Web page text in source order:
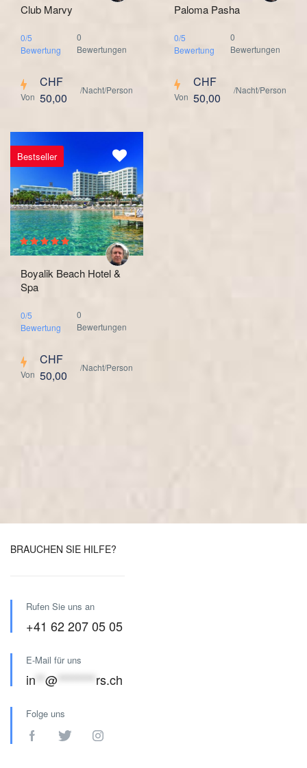
Club Marvy
0/5
Bewertung
0
Bewertungen
Von
CHF
50,00
/Nacht/Person
Paloma Pasha
0/5
Bewertung
0
Bewertungen
Von
CHF
50,00
/Nacht/Person
Bestseller
Boyalik Beach Hotel &
Spa
0/5
Bewertung
0
Bewertungen
Von
CHF
50,00
/Nacht/Person
BRAUCHEN SIE HILFE?
Rufen Sie uns an
+41 62 207 05 05
E-Mail für uns
in @ ******** rs.ch
Folge uns